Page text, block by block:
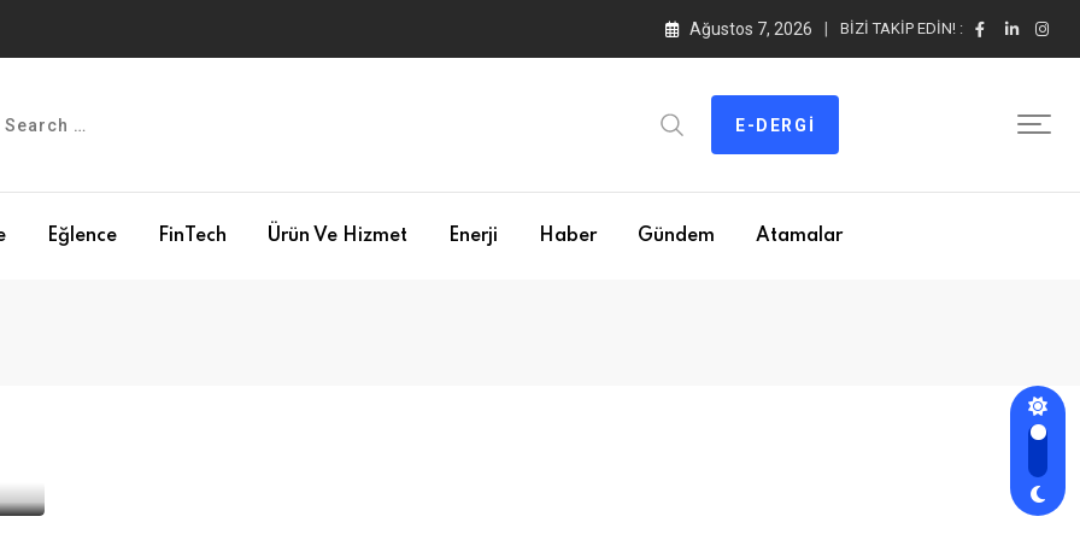
Ağustos 7, 2026 BIZI TAKIP EDIN! :
E-DERGI
Eğlence FinTech Ürün Ve Hizmet Enerji Haber Gündem Atamalar